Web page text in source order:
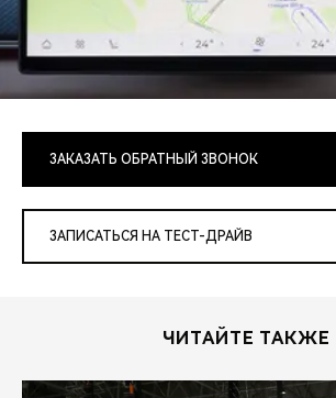
ЗАКАЗАТЬ ОБРАТНЫЙ ЗВОНОК
ЗАПИСАТЬСЯ НА ТЕСТ-ДРАЙВ
ЧИТАЙТЕ ТАКЖЕ